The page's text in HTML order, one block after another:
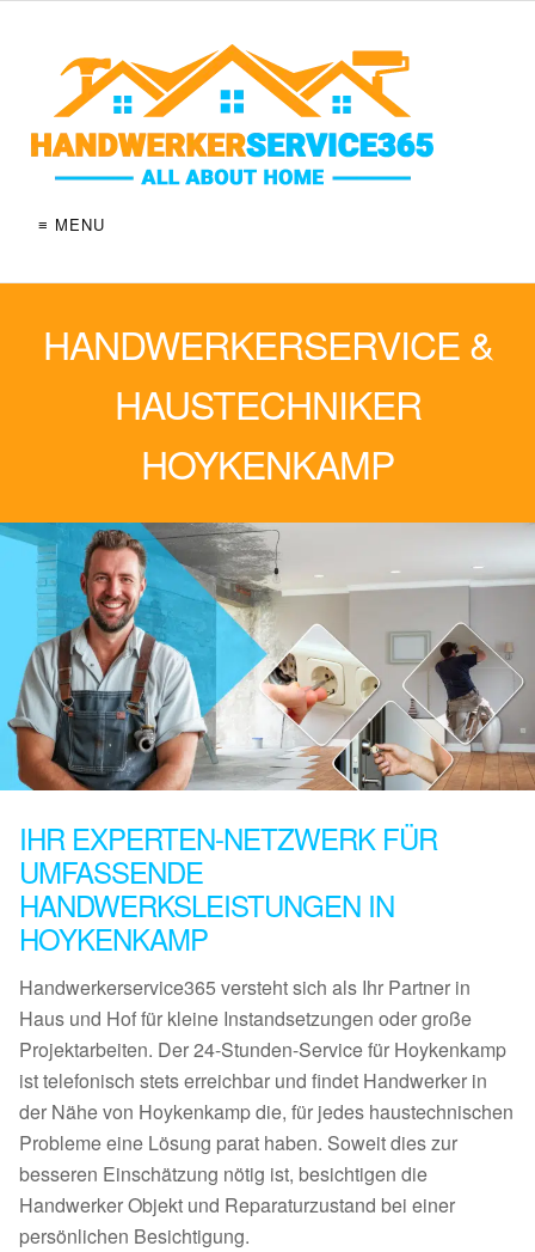
≡ MENU
HANDWERKERSERVICE &
HAUSTECHNIKER
HOYKENKAMP
IHR EXPERTEN-NETZWERK FÜR
UMFASSENDE
HANDWERKSLEISTUNGEN IN
HOYKENKAMP
Handwerkerservice365 versteht sich als Ihr Partner in
Haus und Hof für kleine Instandsetzungen oder große
Projektarbeiten. Der 24-Stunden-Service für Hoykenkamp
ist telefonisch stets erreichbar und findet Handwerker in
der Nähe von Hoykenkamp die, für jedes haustechnischen
Probleme eine Lösung parat haben. Soweit dies zur
besseren Einschätzung nötig ist, besichtigen die
Handwerker Objekt und Reparaturzustand bei einer
persönlichen Besichtigung.